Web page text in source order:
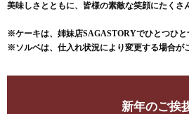
美味しさとともに、皆様の素敵な笑顔にたくさ
※ケーキは、姉妹店SAGASTORYでひとつひと
※ソルベは、仕入れ状況により変更する場合が
新年のご挨